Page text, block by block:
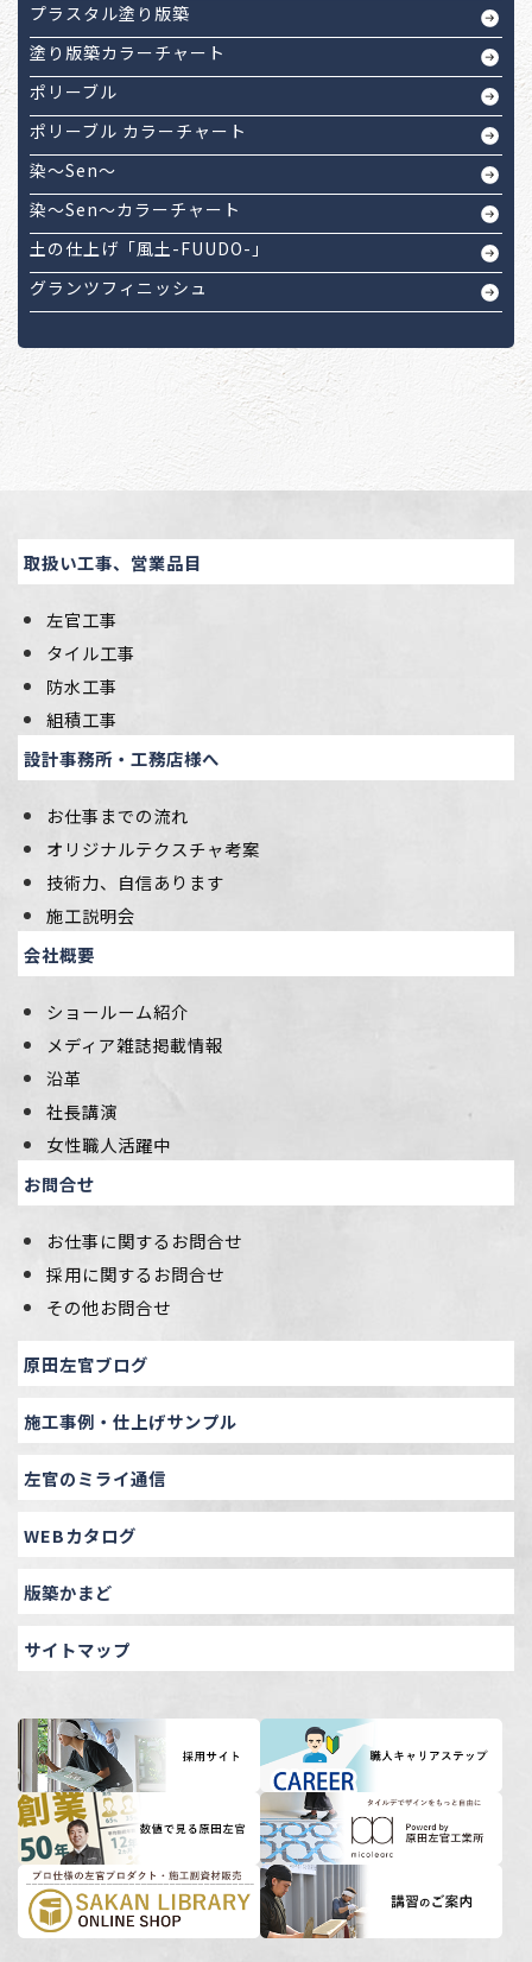
プラスタル塗り版築
塗り版築カラーチャート
ポリーブル
ポリーブル カラーチャート
染～Sen～
染～Sen～カラーチャート
土の仕上げ「風土-FUUDO-」
グランツフィニッシュ
取扱い工事、営業品目
左官工事
タイル工事
防水工事
組積工事
設計事務所・工務店様へ
お仕事までの流れ
オリジナルテクスチャ考案
技術力、自信あります
施工説明会
会社概要
ショールーム紹介
メディア雑誌掲載情報
沿革
社長講演
女性職人活躍中
お問合せ
お仕事に関するお問合せ
採用に関するお問合せ
その他お問合せ
原田左官ブログ
施工事例・仕上げサンプル
左官のミライ通信
WEBカタログ
版築かまど
サイトマップ